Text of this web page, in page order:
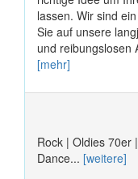
lassen. Wir sind
Sie auf unsere
und reibungslosen
[mehr]
Rock | Oldies 70er
Dance... [weitere]